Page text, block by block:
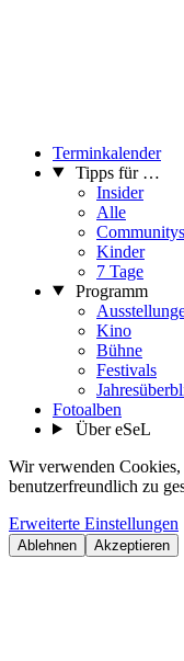
Terminkalender
Tipps für …
Insider
Alle
Communitys
Kinder
7 Tage
Programm
Kino
Bühne
Festivals
Fotoalben
Über eSeL
Wir verwenden
benutzerfreundlich zu
Erweiterte Einstellungen
Ablehnen Akzeptieren